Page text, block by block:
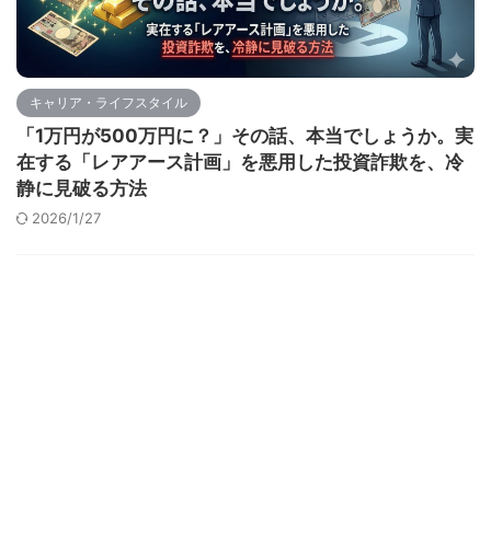
キャリア・ライフスタイル
「1万円が500万円に？」その話、本当でしょうか。実
在する「レアアース計画」を悪用した投資詐欺を、冷
静に見破る方法
2026/1/27